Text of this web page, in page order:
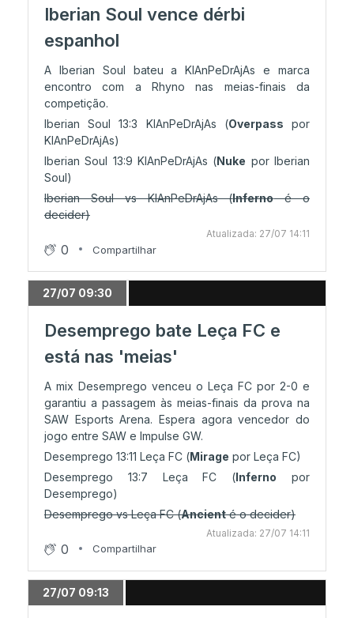
Iberian Soul vence dérbi
espanhol
A Iberian Soul bateu a KlAnPeDrAjAs e marca
encontro com a Rhyno nas meias-finais da
competição.
Iberian Soul 13:3 KlAnPeDrAjAs (Overpass por
KlAnPeDrAjAs)
Iberian Soul 13:9 KlAnPeDrAjAs (Nuke por Iberian
Soul)
Iberian Soul vs KlAnPeDrAjAs (Infernoé o
decider)
Atualizada: 27/07 14:11
0 Compartilhar
27/07 09:30
Desemprego bate Leça FC e
está nas 'meias'
A mix Desemprego venceu o Leça FC por 2-0 e
garantiu a passagem às meias-finais da prova na
SAW Esports Arena. Espera agora vencedor do
jogo entre SAW e Impulse GW.
Desemprego 13:11 Leça FC (Mirage por Leça FC)
Desemprego 13:7 Leça FC (Inferno por
Desemprego)
Desemprego vs Leça FC (Ancienté o decider)
Atualizada: 27/07 14:11
0 Compartilhar
27/07 09:13